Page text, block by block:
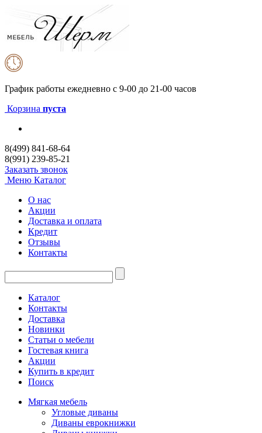
График работы ежедневно с 9-00 до 21-00 часов
Корзина пуста
8(499) 841-68-64
8(991) 239-85-21
Заказать звонок
Меню Каталог
О нас
Акции
Доставка и оплата
Кредит
Отзывы
Контакты
Каталог
Контакты
Доставка
Новинки
Статьи о мебели
Гостевая книга
Акции
Купить в кредит
Поиск
Мягкая мебель
Угловые диваны
Диваны еврокнижки